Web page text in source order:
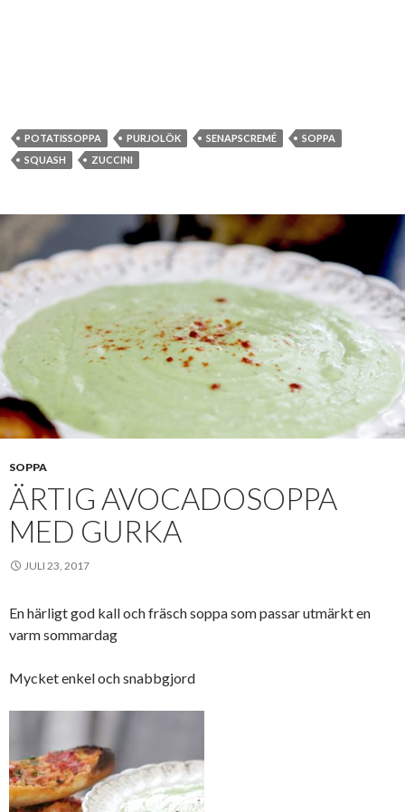
POTATISSOPPA PURJOLÖK SENAPSCREMÉ
SOPPA
SQUASH
ZUCCINI
SOPPA
ÄRTIG AVOCADOSOPPA
MED GURKA
JULI 23, 2017
En härligt god kall och fräsch soppa som passar utmärkt en
varm sommardag
Mycket enkel och snabbgjord